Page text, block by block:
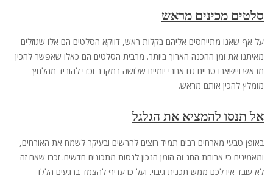
סלטים מכינים מראש
על אף שאנו מתייחסים אליהם בקלות ראש, דווקא הסלטים הם אלו שגוזלים
מאיתנו את זמן ההכנה הארוך ביותר. מרבית הסלטים הם כאלו שאפשר להכין
מראש ויישארו טריים גם אחרי יומיים שלושה במקרר וכדי להוריד מהלחץ
מומלץ להכין אותם מראש.
אל תנסו להמציא את הגלגל
באופן טבעי מארחים רבים תמיד רוצים להרשים ובעיקר לשמח את האורחים,
ומאמינים כי ארוחת החג זה הזמן הנכון לנסות מתכונים חדשים. זכרו שאם זה
לא עובד אין לכם ממש תכנית גיבוי, ועל כן עדיף להצמד ברגעים הללו